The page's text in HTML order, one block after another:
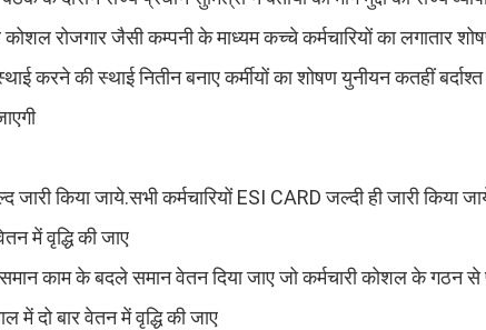
रोजगार जैसी कम्पनी के माध्यम कच्चे कर्मचारियों का लगातार
करने की स्थाई नितीन बनाए कर्मीयों का शोषण युनीयन कतहीं
किया जाये.सभी कर्मचारियों ESI CARD जल्दी ही जारी किया
में वृद्धि की जाए
समान काम के बदले समान वेतन दिया जाए जो कर्मचारी कोशल के गठन
में दो बार वेतन में वृद्धि की जाए